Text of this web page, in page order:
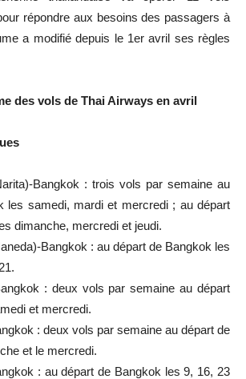
répondre aux besoins des passagers à
a modifié depuis le 1er avril ses règles
des vols de Thai Airways en avril
Bangkok : trois vols par semaine au
les samedi, mardi et mercredi ; au départ
dimanche, mercredi et jeudi.
Bangkok : au départ de Bangkok les
: deux vols par semaine au départ
et mercredi.
: deux vols par semaine au départ de
et le mercredi.
: au départ de Bangkok les 9, 16, 23